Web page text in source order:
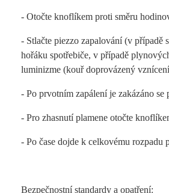
- Otočte knoflíkem proti směru
- Stlačte piezzo zapalování (v případě
hořáku spotřebiče, v případě
luminizme (kouř doprovázený
- Po prvotním zapálení je zakázáno
- Pro zhasnutí plamene otočte
- Po čase dojde k celkovému rozpadu
Bezpečnostní standardy a opatření: